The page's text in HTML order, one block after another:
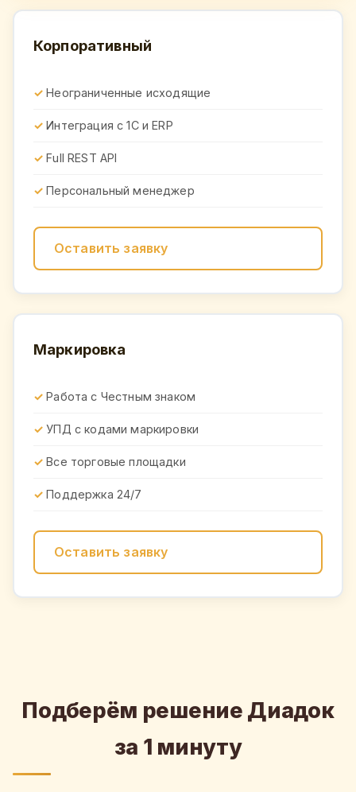
Корпоративный
Неограниченные исходящие
Интеграция с 1С и ERP
Full REST API
Персональный менеджер
Оставить заявку
Маркировка
Работа с Честным знаком
УПД с кодами маркировки
Все торговые площадки
Поддержка 24/7
Оставить заявку
Подберём решение Диадок
за 1 минуту